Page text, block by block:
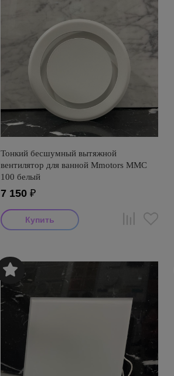
Тонкий бесшумный вытяжной
вентилятор для ванной Mmotors ММC
100 белый
7 150 ₽